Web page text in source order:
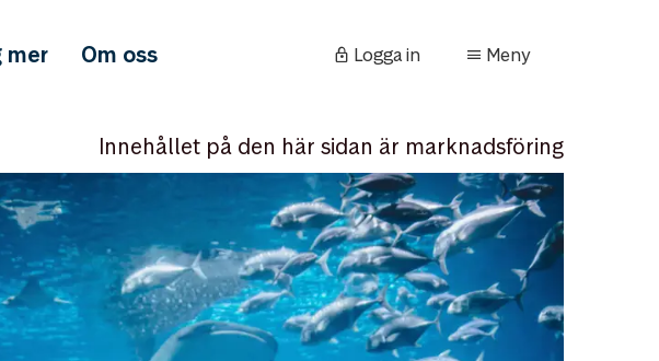
mer Om oss Logga in Meny
Innehållet på den här sidan är marknadsföring